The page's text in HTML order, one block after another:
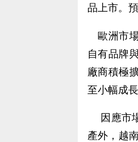
品上市。
歐洲市
自有品牌
廠商積極
至小幅成長
因應市
產外，越